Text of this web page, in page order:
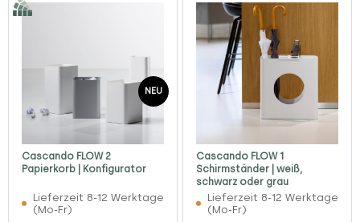
NEU
Cascando FLOW 2
Papierkorb | Konfigurator
Lieferzeit 8-12 Werktage
(Mo-Fr)
Cascando FLOW 1
Schirmständer | weiß,
schwarz oder grau
Lieferzeit 8-12 Werktage
(Mo-Fr)